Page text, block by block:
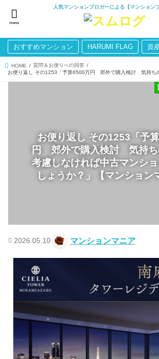
人気マンションブロガーによる【マンション
menu
おすすめマンション HARUMI FLAG 資
HOME
質問＆お便りへの回答
お便り返し その1253「予
円 郊外で購入検討 気持ち
考慮しなければ中古マンシ
しょうか？」【マンション
2026.05.10 マンションマニア